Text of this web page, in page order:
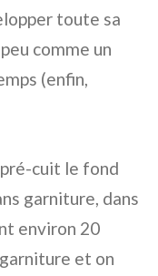
toute sa
comme un
(enfin,
cuit le fond
garniture, dans
environ 20
et on